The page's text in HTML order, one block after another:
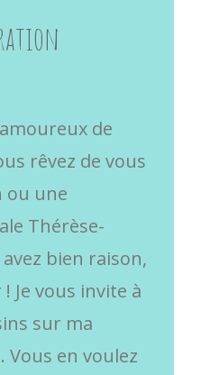
de
rêvez de vous
ou une
Thérèse-
bien raison,
Je vous invite à
sur ma
Vous en voulez